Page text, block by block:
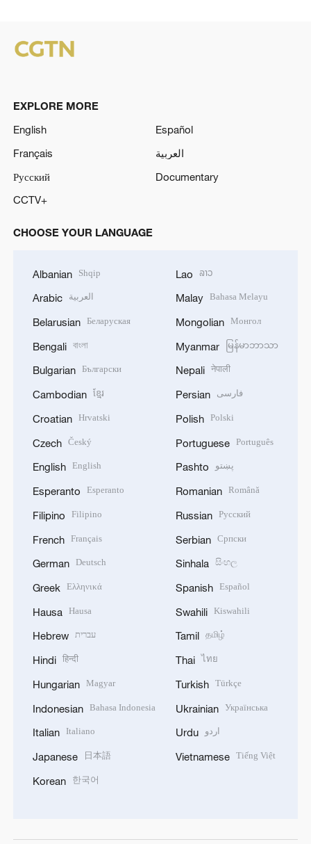
EXPLORE MORE
English
Español
Français
العربية
Русский
Documentary
CCTV+
CHOOSE YOUR LANGUAGE
Albanian Shqip
Arabic العربية
Belarusian Беларуская
Bengali বাংলা
Bulgarian Български
Cambodian ខ្មែរ
Croatian Hrvatski
Czech Český
English English
Esperanto Esperanto
Filipino Filipino
French Français
German Deutsch
Greek Ελληνικά
Hausa Hausa
Hebrew עברית
Hindi हिन्दी
Hungarian Magyar
Indonesian Bahasa Indonesia
Italian Italiano
Japanese 日本語
Korean 한국어
Lao ລາວ
Malay Bahasa Melayu
Mongolian Монгол
Myanmar မြန်မာဘာသာ
Nepali नेपाली
Persian فارسی
Polish Polski
Portuguese Português
Pashto پښتو
Romanian Română
Russian Русский
Serbian Српски
Sinhala සිංහල
Spanish Español
Swahili Kiswahili
Tamil தமிழ்
Thai ไทย
Turkish Türkçe
Ukrainian Українська
Urdu اردو
Vietnamese Tiếng Việt